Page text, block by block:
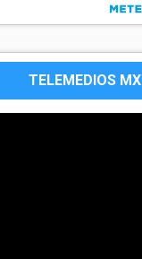
TELEMEDIOS MX